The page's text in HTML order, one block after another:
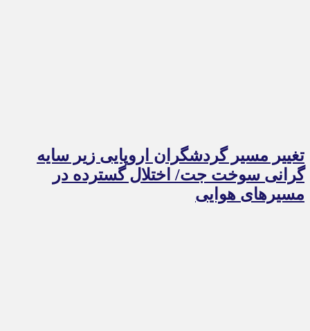
تغییر مسیر گردشگران اروپایی زیر سایه
گرانی سوخت جت/ اختلال گسترده در
مسیرهای هوایی